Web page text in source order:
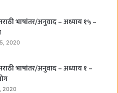
भाषांतर/अनुवाद – अध्याय १५ –
2020
भाषांतर/अनुवाद – अध्याय १ –
2020